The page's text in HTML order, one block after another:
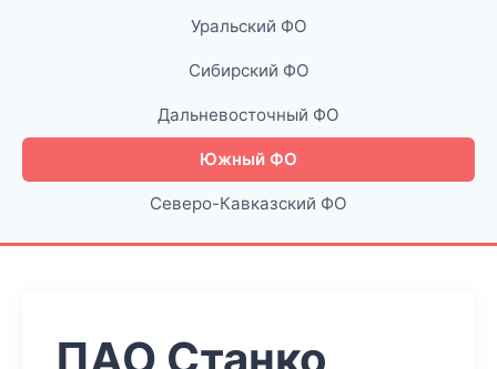
Уральский ФО
Сибирский ФО
Дальневосточный ФО
Южный ФО
Северо-Кавказский ФО